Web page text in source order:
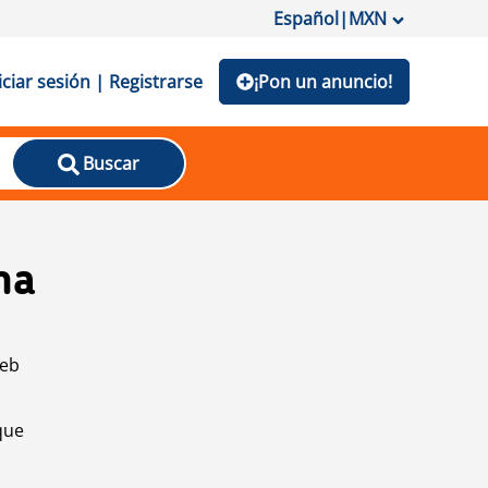
Español|MXN
sesión | Registrarse ¡Pon un anuncio!
Buscar